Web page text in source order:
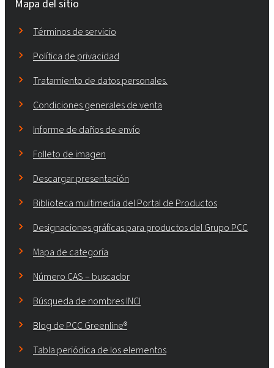
Mapa del sitio
Términos de servicio
Política de privacidad
Tratamiento de datos personales.
Condiciones generales de venta
Informe de daños de envío
Folleto de imagen
Descargar presentación
Biblioteca multimedia del Portal de Productos
Designaciones gráficas para productos del Grupo PCC
Mapa de categoría
Número CAS – buscador
Búsqueda de nombres INCI
Blog de PCC Greenline®
Tabla periódica de los elementos